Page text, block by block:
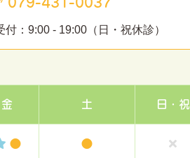
付：9:00 - 19:00（日・祝休診）
金 土 日・祝
● ●